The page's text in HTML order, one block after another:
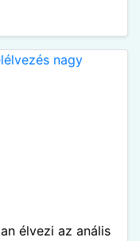
élvezi az anális